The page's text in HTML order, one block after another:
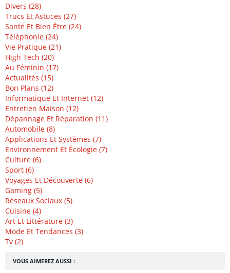
VOUS AIMEREZ AUSSI :
Divers (28)
Trucs Et Astuces (27)
Santé Et Bien Être (24)
Téléphonie (24)
Vie Pratique (21)
High Tech (20)
Au Féminin (17)
Actualités (15)
Bon Plans (12)
Informatique Et Internet (12)
Entretien Maison (12)
Dépannage Et Réparation (11)
Automobile (8)
Applications Et Systèmes (7)
Environnement Et Écologie (7)
Culture (6)
Sport (6)
Voyages Et Découverte (6)
Gaming (5)
Réseaux Sociaux (5)
Cuisine (4)
Art Et Littérature (3)
Mode Et Tendances (3)
Tv (2)